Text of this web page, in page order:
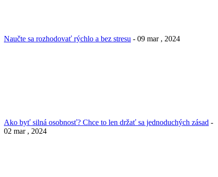
Naučte sa rozhodovať rýchlo a bez stresu - 09 mar , 2024
Ako byť silná osobnosť? Chce to len držať sa jednoduchých zásad -
02 mar , 2024